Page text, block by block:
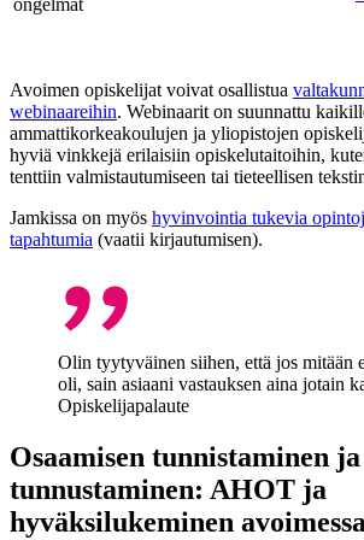
ongelmat
Avoimen opiskelijat voivat osallistua
webinaareihin. Webinaarit on suunnattu
ammattikorkeakoulujen ja yliopistojen
hyviä vinkkejä erilaisiin opiskelutaitoihin,
tenttiin valmistautumiseen tai tieteellisen
Jamkissa on myös hyvinvointia tukevia
tapahtumia (vaatii kirjautumisen).
Olin tyytyväinen siihen, että jos mitään
oli, sain asiaani vastauksen aina jotain
Opiskelijapalaute
Osaamisen tunnistaminen ja
tunnustaminen: AHOT ja
hyväksilukeminen avoimessa